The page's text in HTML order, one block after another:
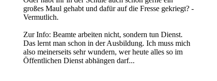
großes Maul gehabt und dafür auf die Fresse gekriegt? -
Vermutlich.
Zur Info: Beamte arbeiten nicht, sondern tun Dienst.
Das lernt man schon in der Ausbildung. Ich muss mich
also meinerseits sehr wundern, wer heute alles so im
Öffentlichen Dienst abhängen darf...